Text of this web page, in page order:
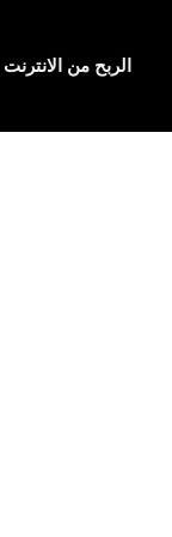
الربح من الانترنت